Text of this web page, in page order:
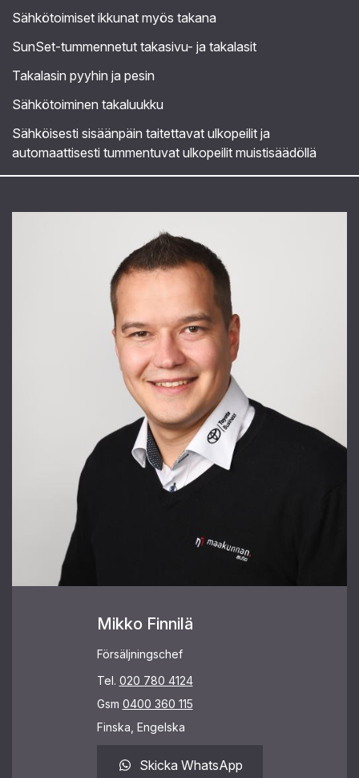
Sähkötoimiset ikkunat myös takana
SunSet-tummennetut takasivu- ja takalasit
Takalasin pyyhin ja pesin
Sähkötoiminen takaluukku
Sähköisesti sisäänpäin taitettavat ulkopeilit ja
automaattisesti tummentuvat ulkopeilit muistisäädöllä
Mikko Finnilä
Försäljningschef
Tel. 020 780 4124
Gsm 0400 360 115
Finska, Engelska
Skicka WhatsApp